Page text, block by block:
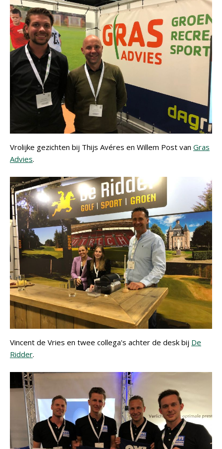
Vrolijke gezichten bij Thijs Avéres en Willem Post van Gras
Advies.
Vincent de Vries en twee collega's achter de desk bij De
Ridder.